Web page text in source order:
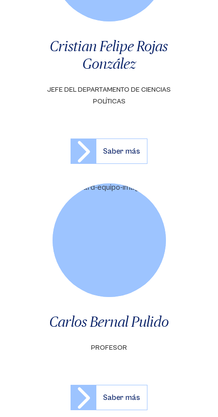
Cristian Felipe Rojas
González
JEFE DEL DEPARTAMENTO DE CIENCIAS
POLÍTICAS
Saber más
Carlos Bernal Pulido
PROFESOR
Saber más